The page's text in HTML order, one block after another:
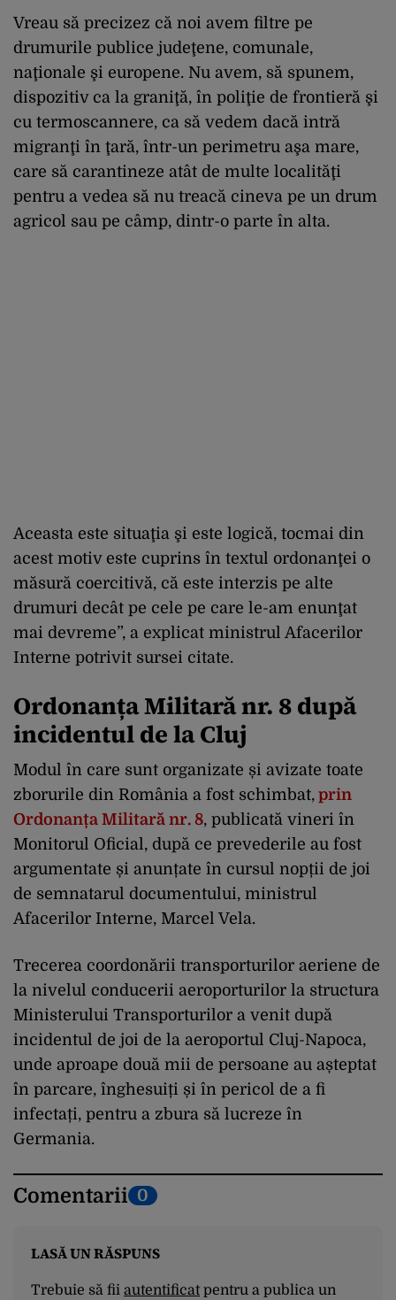
Vreau să precizez că noi avem filtre pe
drumurile publice judeţene, comunale,
naţionale şi europene. Nu avem, să spunem,
dispozitiv ca la graniţă, în poliţie de frontieră şi
cu termoscannere, ca să vedem dacă intră
migranţi în ţară, într-un perimetru aşa mare,
care să carantineze atât de multe localităţi
pentru a vedea să nu treacă cineva pe un drum
agricol sau pe câmp, dintr-o parte în alta.
Aceasta este situaţia şi este logică, tocmai din
acest motiv este cuprins în textul ordonanţei o
măsură coercitivă, că este interzis pe alte
drumuri decât pe cele pe care le-am enunţat
mai devreme”, a explicat ministrul Afacerilor
Interne potrivit sursei citate.
Ordonanța Militară nr. 8 după
incidentul de la Cluj
Modul în care sunt organizate și avizate toate
zborurile din România a fost schimbat, prin
Ordonanța Militară nr. 8, publicată vineri în
Monitorul Oficial, după ce prevederile au fost
argumentate și anunțate în cursul nopții de joi
de semnatarul documentului, ministrul
Afacerilor Interne, Marcel Vela.
Trecerea coordonării transporturilor aeriene de
la nivelul conducerii aeroporturilor la structura
Ministerului Transporturilor a venit după
incidentul de joi de la aeroportul Cluj-Napoca,
unde aproape două mii de persoane au așteptat
în parcare, înghesuiți și în pericol de a fi
infectați, pentru a zbura să lucreze în
Germania.
Comentarii 0
LASĂ UN RĂSPUNS
Trebuie să fii autentificatpentru a publica un